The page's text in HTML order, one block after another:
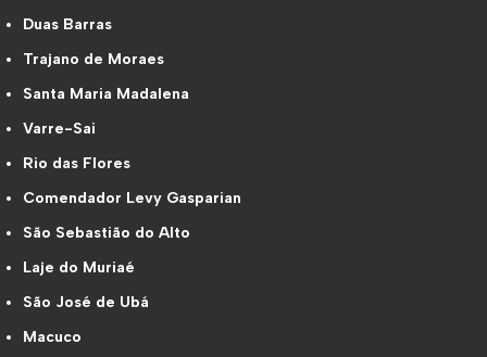
Duas Barras
Trajano de Moraes
Santa Maria Madalena
Varre-Sai
Rio das Flores
Comendador Levy Gasparian
São Sebastião do Alto
Laje do Muriaé
São José de Ubá
Macuco